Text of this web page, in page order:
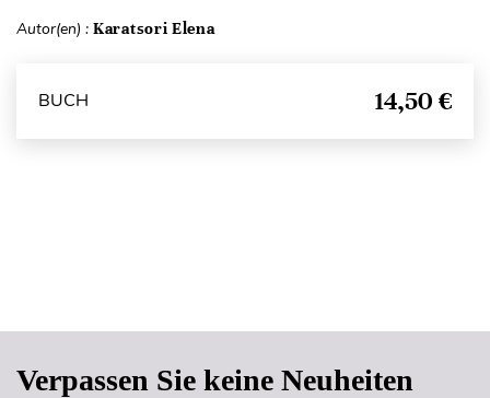
Autor(en) : Karatsori Elena
BUCH 14,50 €
Verpassen Sie keine Neuheiten